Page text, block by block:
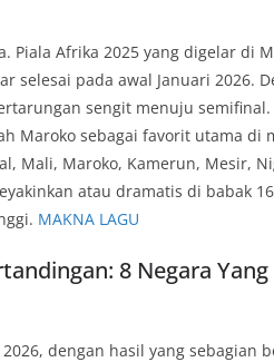
Piala Afrika 2025 yang digelar di
selesai pada awal Januari 2026.
sengit menuju
Maroko sebagai favorit utama di
Mali, Maroko, Kamerun, Mesir,
atau dramatis di babak
MAKNA LAGU
8 Negara
dengan hasil yang sebagian